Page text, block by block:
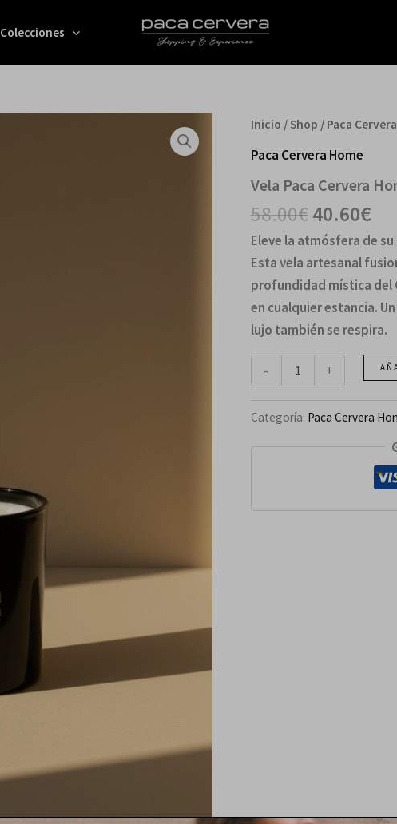
Colecciones
Inicio / Shop / Paca
Paca Cervera Home
Vela Paca Cervera
58.00€
El
precio
original
era:
58.00€.
40.60€
El
es:
Eleve la atmósfera de
Esta vela artesanal
profundidad mística del
en cualquier estancia.
lujo también se respira.
-
Vela
Cervera
cantidad
+
Categoría: Paca Cervera